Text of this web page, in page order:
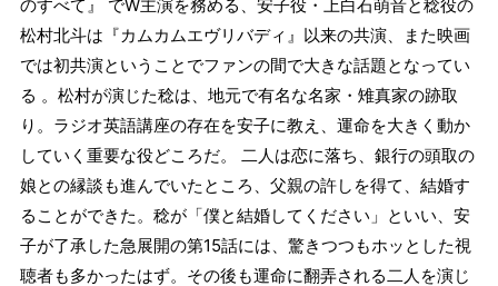
のすべて』 でW主演を務める、安子役・上白石萌音と稔役の
松村北斗は『カムカムエヴリバディ』以来の共演、また映画
では初共演ということでファンの間で大きな話題となってい
る 。松村が演じた稔は、地元で有名な名家・雉真家の跡取
り。ラジオ英語講座の存在を安子に教え、運命を大きく動か
していく重要な役どころだ。 二人は恋に落ち、銀行の頭取の
娘との縁談も進んでいたところ、父親の許しを得て、結婚す
ることができた。稔が「僕と結婚してください」といい、安
子が了承した急展開の第15話には、驚きつつもホッとした視
聴者も多かったはず。その後も運命に翻弄される二人を演じ